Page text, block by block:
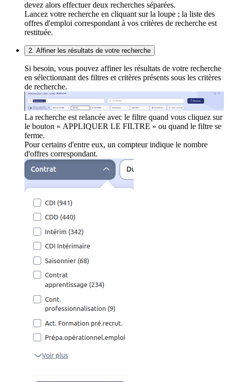
devez alors effectuer deux recherches séparées.
Lancez votre recherche en cliquant sur la loupe ; la liste des
offres d'emploi correspondant à vos critères de recherche est
restituée.
2. Affiner les résultats de votre recherche
Si besoin, vous pouvez affiner les résultats de votre recherche
en sélectionnant des filtres et critères présents sous les critères
de recherche.
La recherche est relancée avec le filtre quand vous cliquez sur
le bouton « APPLIQUER LE FILTRE » ou quand le filtre se
ferme.
Pour certains d'entre eux, un compteur indique le nombre
d'offres correspondant.